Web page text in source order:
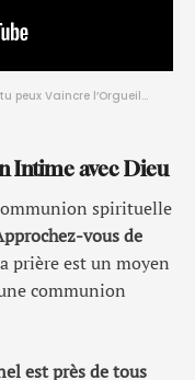
peux Vaincre l’Orgueil…
Intime avec Dieu
spirituelle
vous de
prière est un moyen
communion
est près de tous